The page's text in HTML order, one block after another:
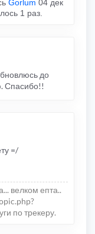
Gorlum 04 дек
1 раз.
до
Спасибо!!
=/
велком епта..
по трекеру.